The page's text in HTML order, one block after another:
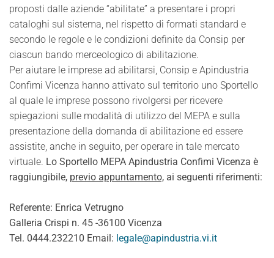
proposti dalle aziende “abilitate” a presentare i propri
cataloghi sul sistema, nel rispetto di formati standard e
secondo le regole e le condizioni definite da Consip per
ciascun bando merceologico di abilitazione.
Per aiutare le imprese ad abilitarsi, Consip e Apindustria
Confimi Vicenza hanno attivato sul territorio uno Sportello
al quale le imprese possono rivolgersi per ricevere
spiegazioni sulle modalità di utilizzo del MEPA e sulla
presentazione della domanda di abilitazione ed essere
assistite, anche in seguito, per operare in tale mercato
virtuale. Lo Sportello MEPA Apindustria Confimi Vicenza è
raggiungibile, previo appuntamento, ai seguenti riferimenti:
Referente: Enrica Vetrugno
Galleria Crispi n. 45 -36100 Vicenza
Tel. 0444.232210 Email: legale@apindustria.vi.it